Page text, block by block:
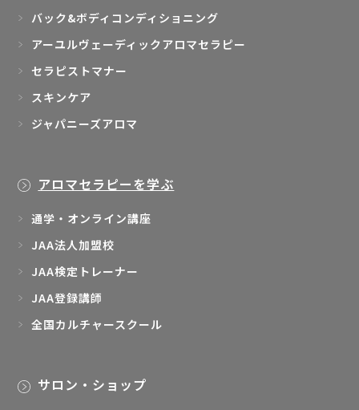
バック&ボディコンディショニング
アーユルヴェーディックアロマセラピー
セラピストマナー
スキンケア
ジャパニーズアロマ
アロマセラピーを学ぶ
通学・オンライン講座
JAA法人加盟校
JAA検定トレーナー
JAA登録講師
全国カルチャースクール
サロン・ショップ